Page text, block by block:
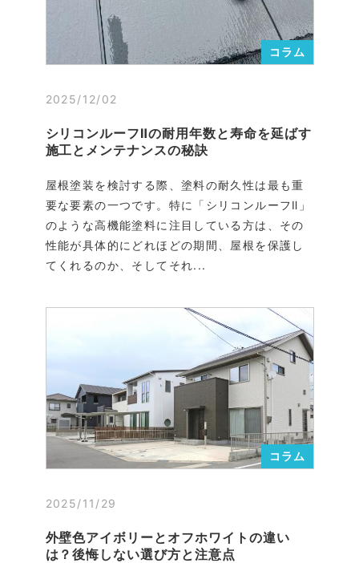
コラム
2025/12/02
シリコンルーフⅡの耐用年数と寿命を延ばす
施工とメンテナンスの秘訣
屋根塗装を検討する際、塗料の耐久性は最も重
要な要素の一つです。特に「シリコンルーフⅡ」
のような高機能塗料に注目している方は、その
性能が具体的にどれほどの期間、屋根を保護し
てくれるのか、そしてそれ...
コラム
2025/11/29
外壁色アイボリーとオフホワイトの違い
は？後悔しない選び方と注意点